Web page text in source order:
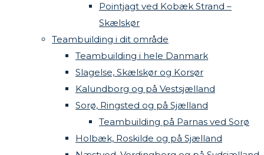
Pointjagt ved Kobæk Strand –
Skælskør
Teambuilding i dit område
Teambuilding i hele Danmark
Slagelse, Skælskør og Korsør
Kalundborg og på Vestsjælland
Sorø, Ringsted og på Sjælland
Teambuilding på Parnas ved Sorø
Holbæk, Roskilde og på Sjælland